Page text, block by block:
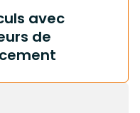
avec
de